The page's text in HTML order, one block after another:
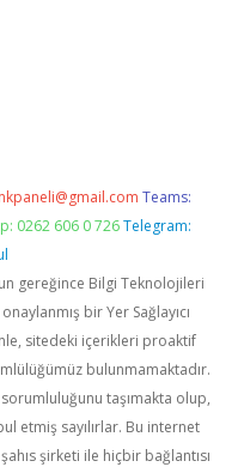
Teams:
0262 606 0 726 Telegram:
gereğince Bilgi Teknolojileri
bir Yer Sağlayıcı
sitedeki içerikleri proaktif
bulunmamaktadır.
taşımakta olup,
etmiş sayılırlar. Bu internet
şirketi ile hiçbir bağlantısı